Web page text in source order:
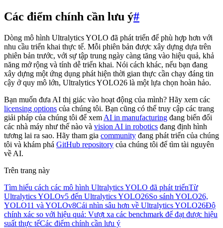
Các điểm chính cần lưu ý#
Dòng mô hình Ultralytics YOLO đã phát triển để phù hợp hơn với
nhu cầu triển khai thực tế. Mỗi phiên bản được xây dựng dựa trên
phiên bản trước, với sự tập trung ngày càng tăng vào hiệu quả, khả
năng mở rộng và tính dễ triển khai. Nói cách khác, nếu bạn đang
xây dựng một ứng dụng phát hiện thời gian thực cần chạy đáng tin
cậy ở quy mô lớn, Ultralytics YOLO26 là một lựa chọn hoàn hảo.
Bạn muốn đưa AI thị giác vào hoạt động của mình? Hãy xem các
licensing options của chúng tôi. Bạn cũng có thể truy cập các trang
giải pháp của chúng tôi để xem AI in manufacturing đang biến đổi
các nhà máy như thế nào và vision AI in robotics đang định hình
tương lai ra sao. Hãy tham gia community đang phát triển của chúng
tôi và khám phá GitHub repository của chúng tôi để tìm tài nguyên
về AI.
Trên trang này
Tìm hiểu cách các mô hình Ultralytics YOLO đã phát triểnTừ
Ultralytics YOLOv5 đến Ultralytics YOLO26So sánh YOLO26,
YOLO11 và YOLOv8Cái nhìn sâu hơn về Ultralytics YOLO26Độ
chính xác so với hiệu quả: Vượt xa các benchmark để đạt được hiệu
suất thực tếCác điểm chính cần lưu ý